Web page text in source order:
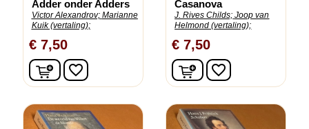
Adder onder Adders
Victor Alexandrov; Marianne
Kuik (vertaling);
€ 7,50
In winkelwagen
favorite_border
Casanova
J. Rives Childs; Joop van
Helmond (vertaling);
€ 7,50
In winkelwagen
favorite_border